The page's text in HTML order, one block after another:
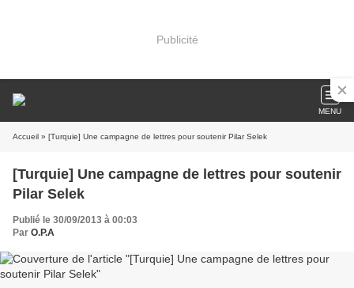
Publicité
MENU
Accueil » [Turquie] Une campagne de lettres pour soutenir Pilar Selek
[Turquie] Une campagne de lettres pour soutenir
Pilar Selek
Publié le 30/09/2013 à 00:03
Par O.P.A